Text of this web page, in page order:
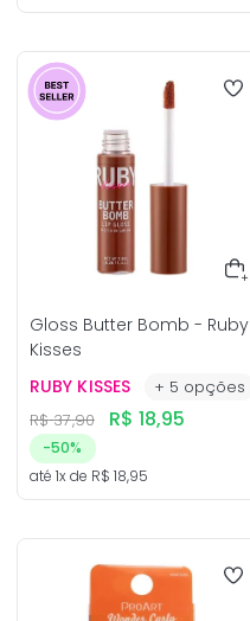
Gloss Butter Bomb - Ruby
Kisses
RUBY KISSES
+ 5 opções
R$ 37,90 R$ 18,95
-50%
até1x de R$ 18,95